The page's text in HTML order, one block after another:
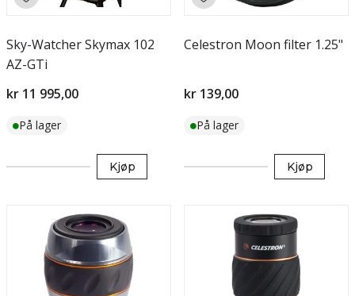
Sky-Watcher Skymax 102
AZ-GTi
kr 11 995,00
På lager
Kjøp
Celestron Moon filter 1.25"
kr 139,00
På lager
Kjøp